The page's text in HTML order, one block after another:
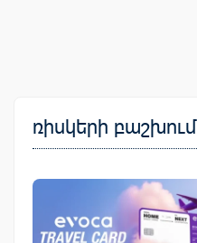
ռիսկերի բաշխում